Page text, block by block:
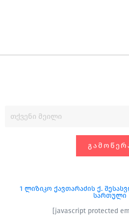
1 ლიზიკო ქავთარაძის ქ.
სართული
[javascript protected